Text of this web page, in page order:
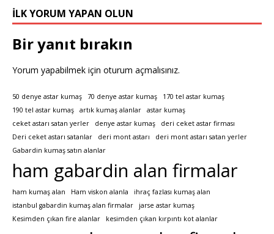
İLK YORUM YAPAN OLUN
Bir yanıt bırakın
Yorum yapabilmek için oturum açmalısınız.
50 denye astar kumaş 70 denye astar kumaş
170 tel astar kumaş
190 tel astar kumaş
artık kumaş alanlar
astar kumaş
ceket astarı satan yerler
denye astar kumaş
deri ceket astar firması
Deri ceket astarı satanlar
deri mont astarı
deri mont astarı satan yerler
Gabardin kumaş satın alanlar
ham gabardin alan firmalar
ham kumaş alan Ham viskon alanla
ihraç fazlası kumaş alan
istanbul gabardin kumaş alan firmalar
jarse astar kumaş
Kesimden çıkan fire alanlar
kesimden çıkan kırpıntı kot alanlar